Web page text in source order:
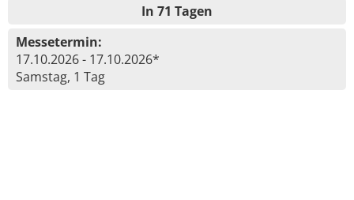
In 71 Tagen
Messetermin:
17.10.2026 - 17.10.2026*
Samstag, 1 Tag